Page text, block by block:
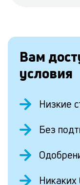
Вам
условия
Низкие
Без
Никаких